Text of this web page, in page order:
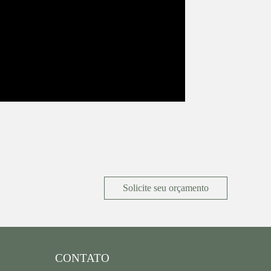
Solicite seu orçamento
CONTATO